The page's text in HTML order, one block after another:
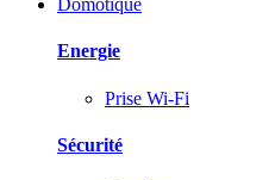
Domotique
Energie
Prise Wi-Fi
Sécurité